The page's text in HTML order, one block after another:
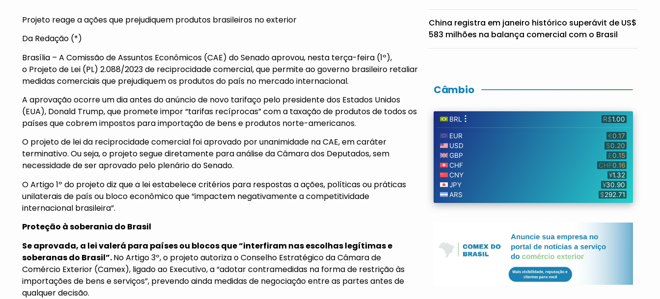
Projeto reage a ações que prejudiquem produtos brasileiros no exterior
Da Redação (*)
Brasília – A Comissão de Assuntos Econômicos (CAE) do Senado aprovou, nesta terça-feira (1º),
o Projeto de Lei (PL) 2.088/2023de reciprocidade comercial, que permite ao governo brasileiro retaliar
medidas comerciais que prejudiquem os produtos do país no mercado internacional.
A aprovação ocorre um dia antes do anúncio de novo tarifaço pelo presidente dos Estados Unidos
(EUA), Donald Trump, que promete impor “tarifas recíprocas” com a taxação de produtos de todos os
países que cobrem impostos para importação de bens e produtos norte-americanos.
O projeto de lei da reciprocidade comercial foi aprovado por unanimidade na CAE, em caráter
terminativo. Ou seja, o projeto segue diretamente para análise da Câmara dos Deputados, sem
necessidade de ser aprovado pelo plenário do Senado.
O Artigo 1º do projeto diz que a lei estabelece critérios para respostas a ações, políticas ou práticas
unilaterais de país ou bloco econômico que “impactem negativamente a competitividade
internacional brasileira”.
Proteção à soberania do Brasil
Se aprovada, a lei valerá para países ou blocos que “interfiram nas escolhas legítimas e
soberanas do Brasil”.No Artigo 3º, o projeto autoriza o Conselho Estratégico da Câmara de
Comércio Exterior (Camex), ligado ao Executivo, a “adotar contramedidas na forma de restrição às
importações de bens e serviços”, prevendo ainda medidas de negociação entre as partes antes de
qualquer decisão.
China registra em janeiro histórico superávit de US$
583 milhões na balança comercial com o Brasil
Câmbio